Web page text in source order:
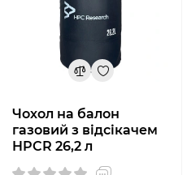
Чохол на балон
газовий з відсікачем
HPCR 26,2 л